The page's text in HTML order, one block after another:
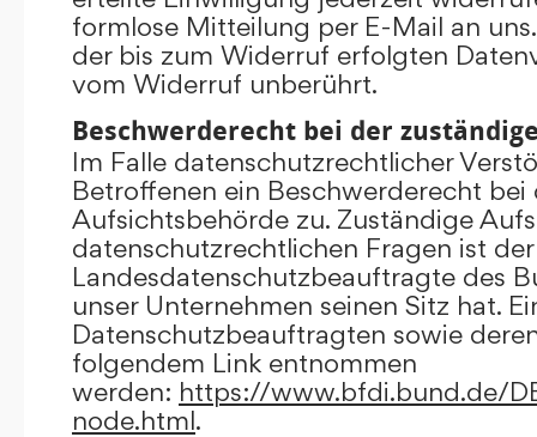
formlose Mitteilung per E-Mail an
der bis zum Widerruf erfolgten
vom Widerruf unberührt.
Beschwerderecht bei der
Im Falle datenschutzrechtlicher
Betroffenen ein Beschwerderecht bei
Aufsichtsbehörde zu. Zuständige
datenschutzrechtlichen Fragen ist der
Landesdatenschutzbeauftragte des
unser Unternehmen seinen Sitz hat.
Datenschutzbeauftragten sowie
folgendem Link entnommen
werden: https://www.bfdi.bund.de/
node.html.